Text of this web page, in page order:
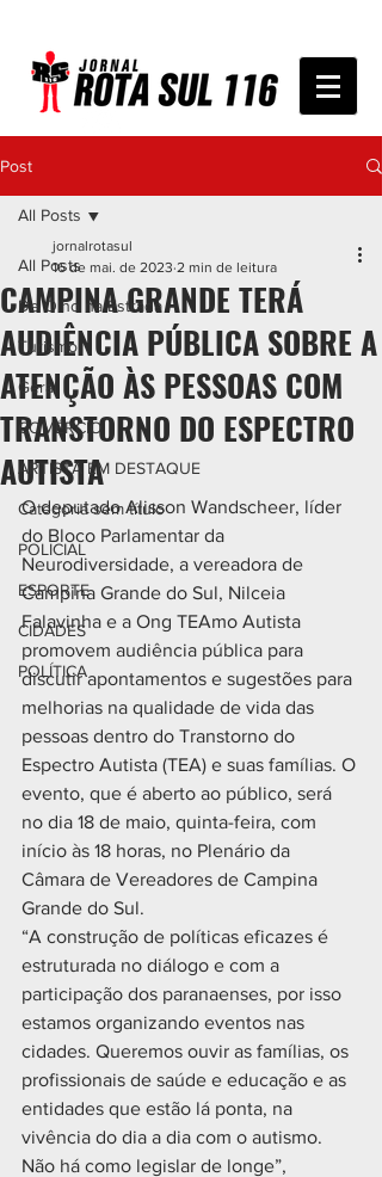
Post
All Posts
De Olho na Estrada
Turismo
Geral
COMÉRCIO
ARTISTA EM DESTAQUE
Categoria sem título
POLICIAL
ESPORTE
CIDADES
POLÍTICA
All Posts
CAMPINA GRANDE TERÁ
AUDIÊNCIA PÚBLICA SOBRE A
ATENÇÃO ÀS PESSOAS COM
TRANSTORNO DO ESPECTRO
AUTISTA
jornalrotasul
16 de mai. de 2023 2 min de leitura
O deputado Alisson Wandscheer, líder
do Bloco Parlamentar da
Neurodiversidade, a vereadora de
Campina Grande do Sul, Nilceia
Falavinha e a Ong TEAmo Autista
promovem audiência pública para
discutir apontamentos e sugestões para
melhorias na qualidade de vida das
pessoas dentro do Transtorno do
Espectro Autista (TEA) e suas famílias. O
evento, que é aberto ao público, será
no dia 18 de maio, quinta-feira, com
início às 18 horas, no Plenário da
Câmara de Vereadores de Campina
Grande do Sul.
“A construção de políticas eficazes é
estruturada no diálogo e com a
participação dos paranaenses, por isso
estamos organizando eventos nas
cidades. Queremos ouvir as famílias, os
profissionais de saúde e educação e as
entidades que estão lá ponta, na
vivência do dia a dia com o autismo.
Não há como legislar de longe”,